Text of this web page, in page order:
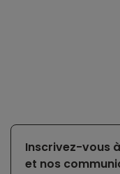
Inscrivez-vous
et nos